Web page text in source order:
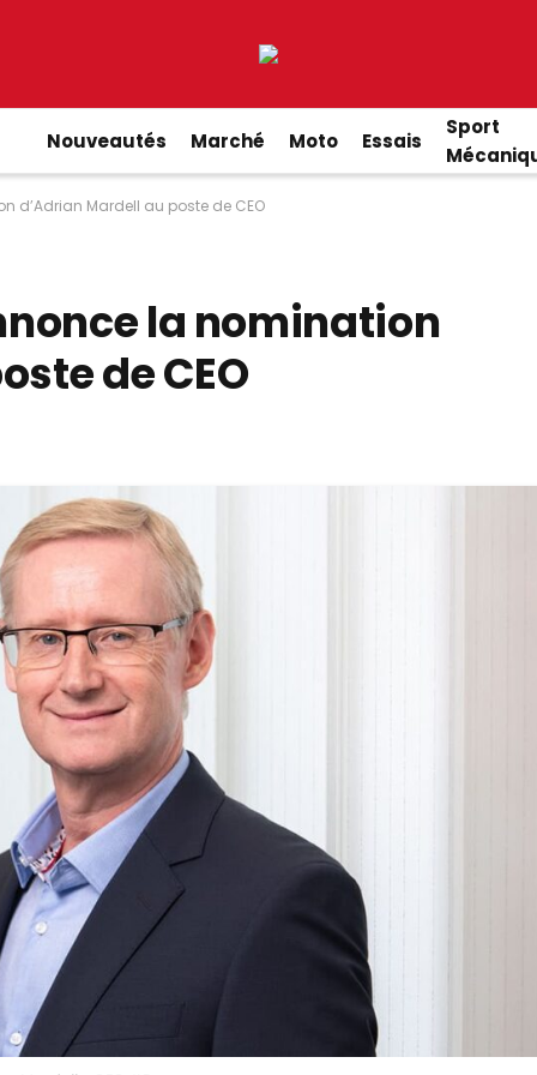
Nouveautés Marché Moto Essais
Sport
d’Adrian Mardell au poste de CEO
la nomination
de CEO